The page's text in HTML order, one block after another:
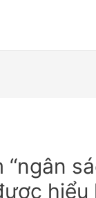
“ngân
hiểu